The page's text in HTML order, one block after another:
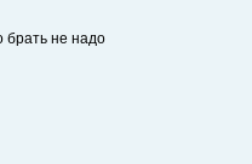
брать не надо